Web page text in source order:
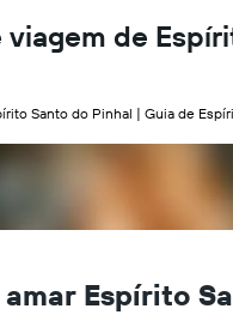
viagem de
Santo do Pinhal | Guia de
Espírito